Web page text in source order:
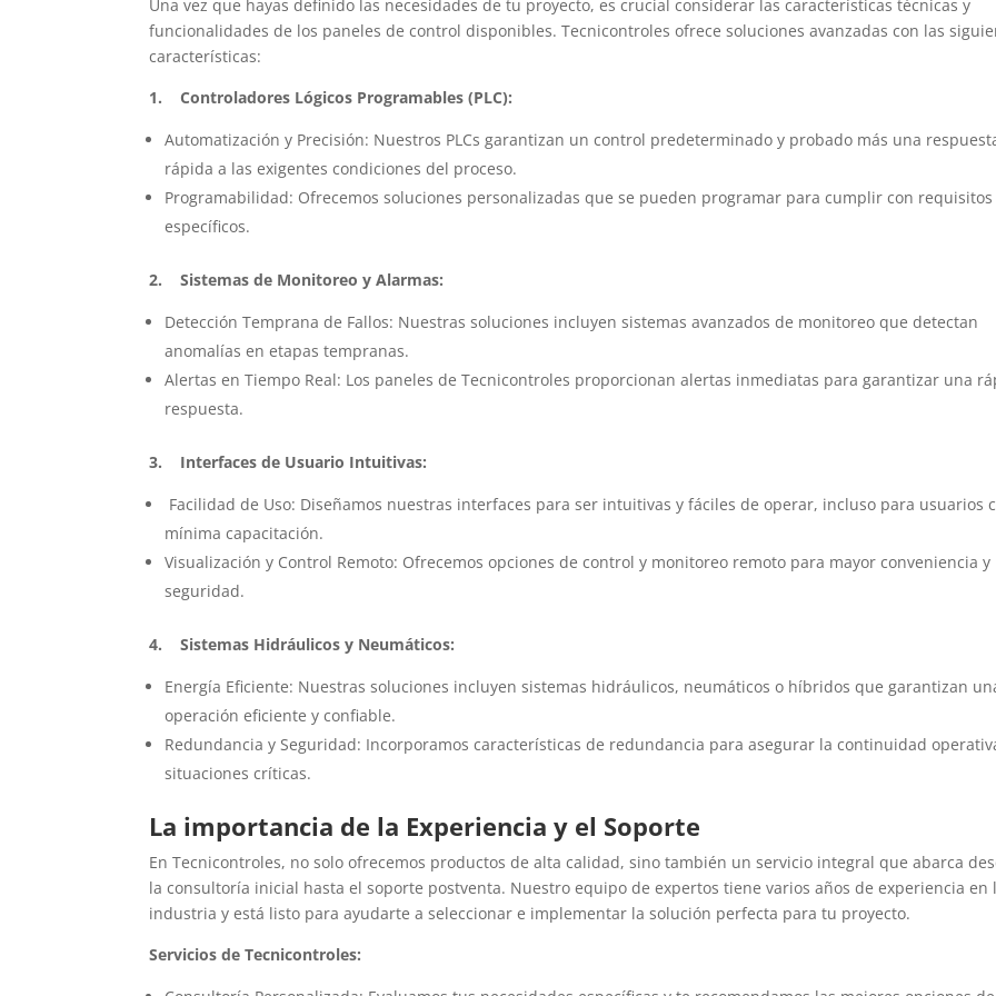
Una vez que hayas definido las necesidades de tu proyecto, es crucial considerar las características técnicas y
funcionalidades de los paneles de control disponibles. Tecnicontroles ofrece soluciones avanzadas con las
características:
1. Controladores Lógicos Programables (PLC):
Automatización y Precisión: Nuestros PLCs garantizan un control predeterminado y probado más una
rápida a las exigentes condiciones del proceso.
Programabilidad: Ofrecemos soluciones personalizadas que se pueden programar para cumplir con requisitos
específicos.
2. Sistemas de Monitoreo y Alarmas:
Detección Temprana de Fallos: Nuestras soluciones incluyen sistemas avanzados de monitoreo que detectan
anomalías en etapas tempranas.
Alertas en Tiempo Real: Los paneles de Tecnicontroles proporcionan alertas inmediatas para garantizar una
respuesta.
3. Interfaces de Usuario Intuitivas:
Facilidad de Uso: Diseñamos nuestras interfaces para ser intuitivas y fáciles de operar, incluso para usuarios
mínima capacitación.
Visualización y Control Remoto: Ofrecemos opciones de control y monitoreo remoto para mayor conveniencia y
seguridad.
4. Sistemas Hidráulicos y Neumáticos:
Energía Eficiente: Nuestras soluciones incluyen sistemas hidráulicos, neumáticos o híbridos que garantizan
operación eficiente y confiable.
Redundancia y Seguridad: Incorporamos características de redundancia para asegurar la continuidad
situaciones críticas.
La importancia de la Experiencia y el Soporte
En Tecnicontroles, no solo ofrecemos productos de alta calidad, sino también un servicio integral que abarca
la consultoría inicial hasta el soporte postventa. Nuestro equipo de expertos tiene varios años de experiencia en
industria y está listo para ayudarte a seleccionar e implementar la solución perfecta para tu proyecto.
Servicios de Tecnicontroles: